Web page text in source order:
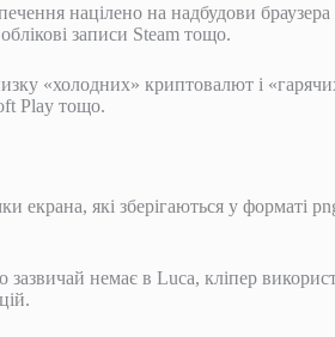
націлено на надбудови
записи Steam тощо.
«холодних» криптовалют і
Play тощо.
екрана, які зберігаються у форматі
немає в Luca, кліпер